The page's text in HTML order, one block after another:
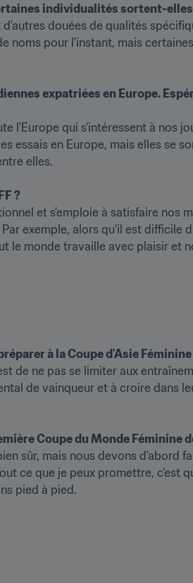
individualités sortent-
douées de qualités
noms pour l'instant, mais
expatriées en Europe.
l'Europe qui s'intéressent à nos
essais en Europe, mais elles se
elles.
?
et s'emploie à satisfaire nos
exemple, alors qu'il est difficile
le monde travaille avec plaisir et
à la Coupe d'Asie
de ne pas se limiter aux
de vainqueur et à croire dans
Coupe du Monde Féminine
sûr, mais nous devons d'abord
ce que je peux promettre, c'est
pied à pied.